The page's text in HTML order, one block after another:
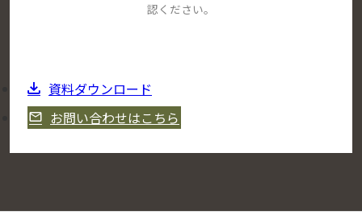
認ください。
資料ダウンロード
お問い合わせはこちら